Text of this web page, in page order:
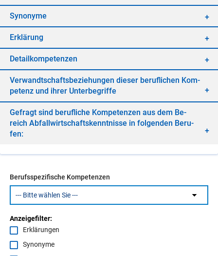
Syn­ony­me
Er­klä­rung
De­tail­kom­pe­ten­zen
Ver­wandt­schafts­be­zie­hun­gen die­ser be­ruf­li­chen Kom­
pe­tenz und ih­rer Un­ter­be­grif­fe
Ge­fragt sind be­ruf­li­che Kom­pe­ten­zen aus dem Be­
reich Ab­fall­wirt­schafts­kennt­nis­se in fol­gen­den Be­ru­
fen:
Berufsspezifische Kompetenzen
Anzeigefilter:
Erklärungen
Synonyme